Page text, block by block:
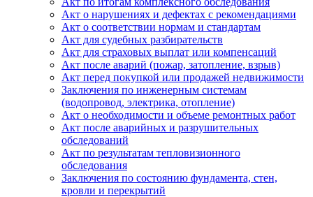
Акт о нарушениях и дефектах с рекомендациями
Акт о соответствии нормам и стандартам
Акт для судебных разбирательств
Акт для страховых выплат или компенсаций
Акт после аварий (пожар, затопление, взрыв)
Акт перед покупкой или продажей недвижимости
Заключения по инженерным системам
(водопровод, электрика, отопление)
Акт о необходимости и объеме ремонтных работ
Акт после аварийных и разрушительных
обследований
Акт по результатам тепловизионного
обследования
Заключения по состоянию фундамента, стен,
кровли и перекрытий